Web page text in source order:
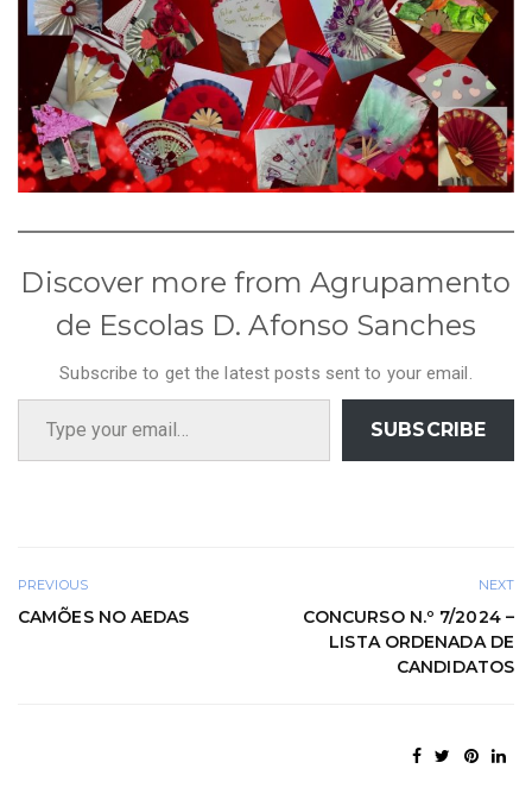
Discover more from Agrupamento
de Escolas D. Afonso Sanches
Subscribe to get the latest posts sent to your email.
Type your email…
SUBSCRIBE
PREVIOUS
CAMÕES NO AEDAS
NEXT
CONCURSO N.º 7/2024 –
LISTA ORDENADA DE
CANDIDATOS